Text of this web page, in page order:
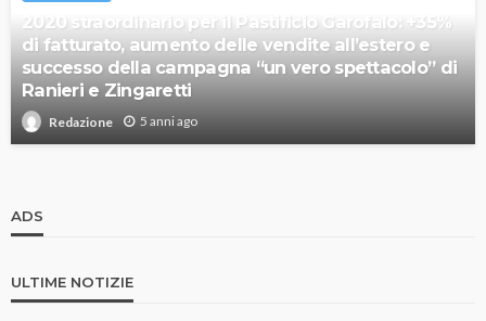
2020 straordinario per il Pastificio Garofalo: +35%
di fatturato, aumento delle vendite all’estero e
successo della campagna “un vero spettacolo” di
Ranieri e Zingaretti
Redazione 5 anni ago
ADS
ULTIME NOTIZIE